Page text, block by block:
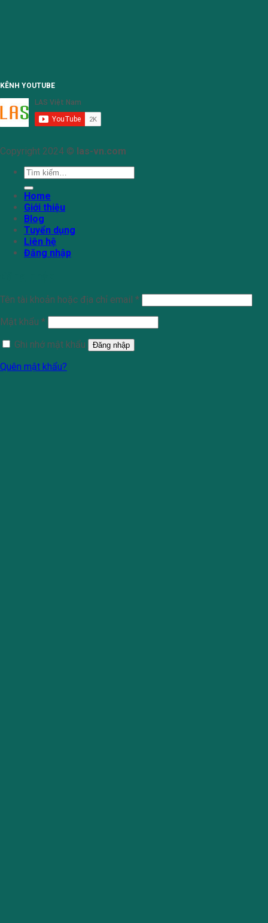
KÊNH YOUTUBE
Copyright 2024 © las-vn.com
Tìm
kiếm:
Home
Giới thiệu
Blog
Tuyển dụng
Liên hệ
Đăng nhập
Tên tài khoản hoặc địa chỉ email *
Mật khẩu *
Ghi nhớ mật khẩu
Đăng nhập
Quên mật khẩu?